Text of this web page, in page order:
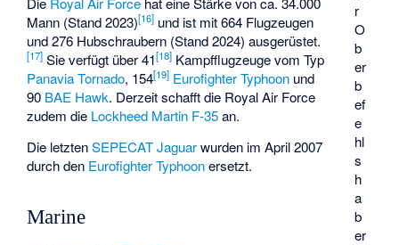
r
O
b
er
b
ef
e
hl
s
h
a
b
er
Mann (Stand 2023)[16] und ist mit 664 Flugzeugen
und 276 Hubschraubern (Stand 2024) ausgerüstet.
[17] Sie verfügt über 41[18] Kampfflugzeuge vom Typ
Panavia Tornado, 154[19] Eurofighter Typhoon und
90 BAE Hawk. Derzeit schafft die Royal Air Force
zudem die Lockheed Martin F-35an.
Die letztenSEPECAT Jaguarwurden im April 2007
durch den Eurofighter Typhoonersetzt.
Marine